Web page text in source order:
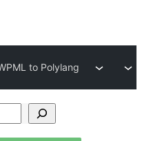
to Polylang